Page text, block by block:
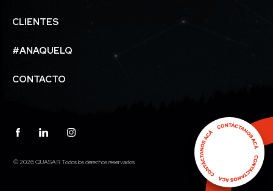
CLIENTES
#ANAQUELQ
CONTACTO
© 2026 QUASAR Todos los derechos reservados